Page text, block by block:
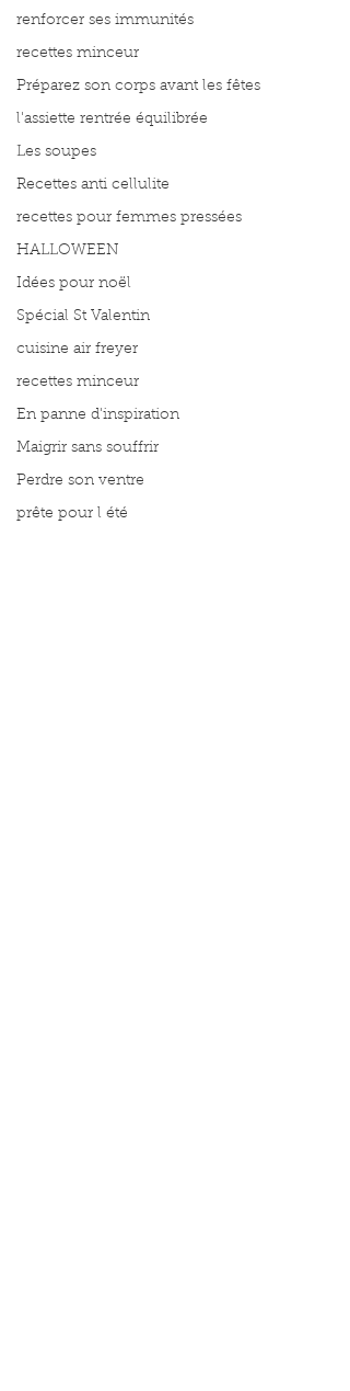
renforcer ses immunités
recettes minceur
Préparez son corps avant les fêtes
l'assiette rentrée équilibrée
Les soupes
Recettes anti cellulite
recettes pour femmes pressées
HALLOWEEN
Idées pour noël
Spécial St Valentin
cuisine air freyer
recettes minceur
En panne d'inspiration
Maigrir sans souffrir
Perdre son ventre
prête pour l été